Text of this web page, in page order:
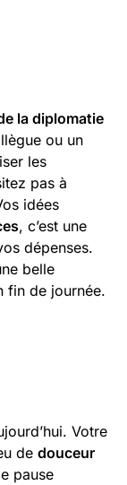
la diplomatie
ou un
les
pas à
idées
, c’est une
dépenses.
belle
fin de journée.
Votre
de douceur
pause